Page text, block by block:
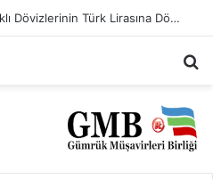
İthalat Rejimi Kararında Değişiklik Yapılmasına İlişkin Karar (Karar Sayısı: 11563)